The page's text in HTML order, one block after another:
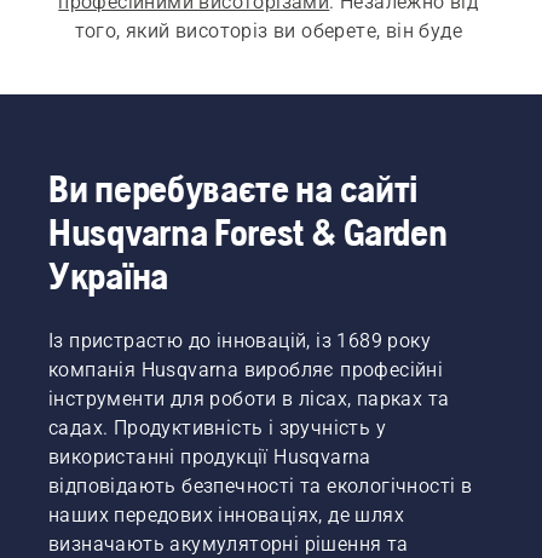
того, який висоторіз ви оберете, він буде
будь-яку роботу.
Ви перебуваєте на сайті
Husqvarna Forest & Garden
Україна
Із пристрастю до інновацій, із 1689 року
компанія Husqvarna виробляє професійні
інструменти для роботи в лісах, парках та
садах. Продуктивність і зручність у
використанні продукції Husqvarna
відповідають безпечності та екологічності в
наших передових інноваціях, де шлях
визначають акумуляторні рішення та